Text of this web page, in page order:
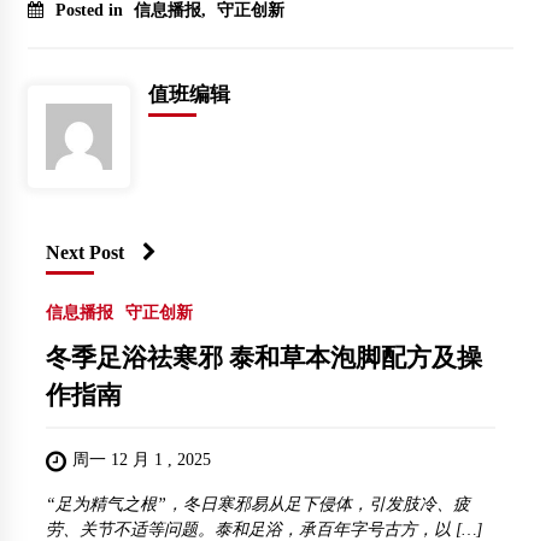
Posted in 信息播报, 守正创新
值班编辑
Next Post
信息播报 守正创新
冬季足浴祛寒邪 泰和草本泡脚配方及操
作指南
周一 12 月 1 , 2025
“足为精气之根”，冬日寒邪易从足下侵体，引发肢冷、疲
劳、关节不适等问题。泰和足浴，承百年字号古方，以 […]